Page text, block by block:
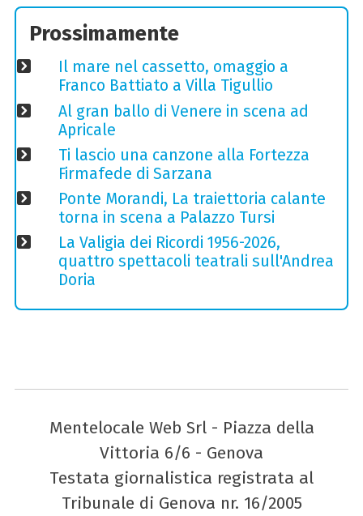
Prossimamente
Il mare nel cassetto, omaggio a
Franco Battiato a Villa Tigullio
Al gran ballo di Venere in scena ad
Apricale
Ti lascio una canzone alla Fortezza
Firmafede di Sarzana
Ponte Morandi, La traiettoria calante
torna in scena a Palazzo Tursi
La Valigia dei Ricordi 1956-2026,
quattro spettacoli teatrali sull'Andrea
Doria
Mentelocale Web Srl - Piazza della
Vittoria 6/6 - Genova
Testata giornalistica registrata al
Tribunale di Genova nr. 16/2005